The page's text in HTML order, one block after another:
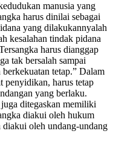
manusia yang
harus dinilai sebagai
yang dilakukannyalah
kesalahan tindak pidana
harus dianggap
tak bersalah sampai
tetap.” Dalam
penyidikan, harus tetap
yang berlaku.
ditegaskan memiliki
diakui oleh hukum
diakui oleh undang-undang